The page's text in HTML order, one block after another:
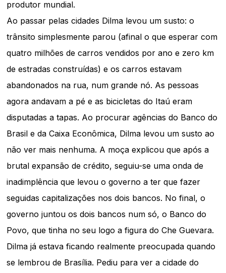
produtor mundial.
Ao passar pelas cidades Dilma levou um susto: o
trânsito simplesmente parou (afinal o que esperar com
quatro milhões de carros vendidos por ano e zero km
de estradas construídas) e os carros estavam
abandonados na rua, num grande nó. As pessoas
agora andavam a pé e as bicicletas do Itaú eram
disputadas a tapas. Ao procurar agências do Banco do
Brasil e da Caixa Econômica, Dilma levou um susto ao
não ver mais nenhuma. A moça explicou que após a
brutal expansão de crédito, seguiu-se uma onda de
inadimplência que levou o governo a ter que fazer
seguidas capitalizações nos dois bancos. No final, o
governo juntou os dois bancos num só, o Banco do
Povo, que tinha no seu logo a figura do Che Guevara.
Dilma já estava ficando realmente preocupada quando
se lembrou de Brasília. Pediu para ver a cidade do